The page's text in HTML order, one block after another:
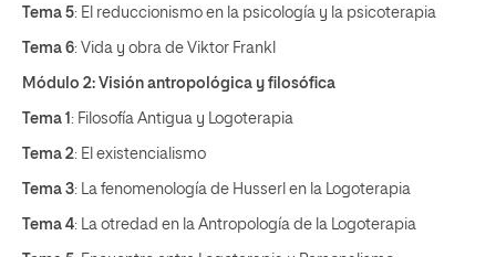
Tema 5: El reduccionismo en la psicología y la psicoterapia
Tema 6: Vida y obra de Viktor Frankl
Módulo 2: Visión antropológica y filosófica
Tema 1 : Filosofía Antigua y Logoterapia
Tema 2: El existencialismo
Tema 3: La fenomenología de Husserl en la Logoterapia
Tema 4: La otredad en la Antropología de la Logoterapia